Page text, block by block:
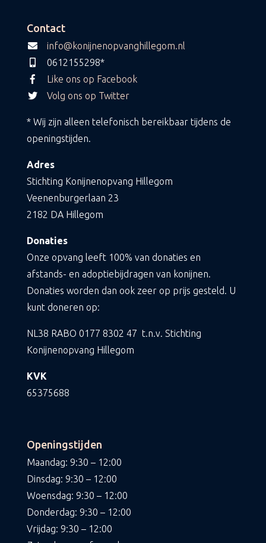
Contact
info@konijnenopvanghillegom.nl
0612155298*
Like ons op Facebook
Volg ons op Twitter
* Wij zijn alleen telefonisch bereikbaar tijdens de
openingstijden.
Adres
Stichting Konijnenopvang Hillegom
Veenenburgerlaan 23
2182 DA Hillegom
Donaties
Onze opvang leeft 100% van donaties en
afstands- en adoptiebijdragen van konijnen.
Donaties worden dan ook zeer op prijs gesteld. U
kunt doneren op:
NL38 RABO 0177 8302 47 t.n.v. Stichting
Konijnenopvang Hillegom
KVK
65375688
Openingstijden
Maandag: 9:30 – 12:00
Dinsdag: 9:30 – 12:00
Woensdag: 9:30 – 12:00
Donderdag: 9:30 – 12:00
Vrijdag: 9:30 – 12:00